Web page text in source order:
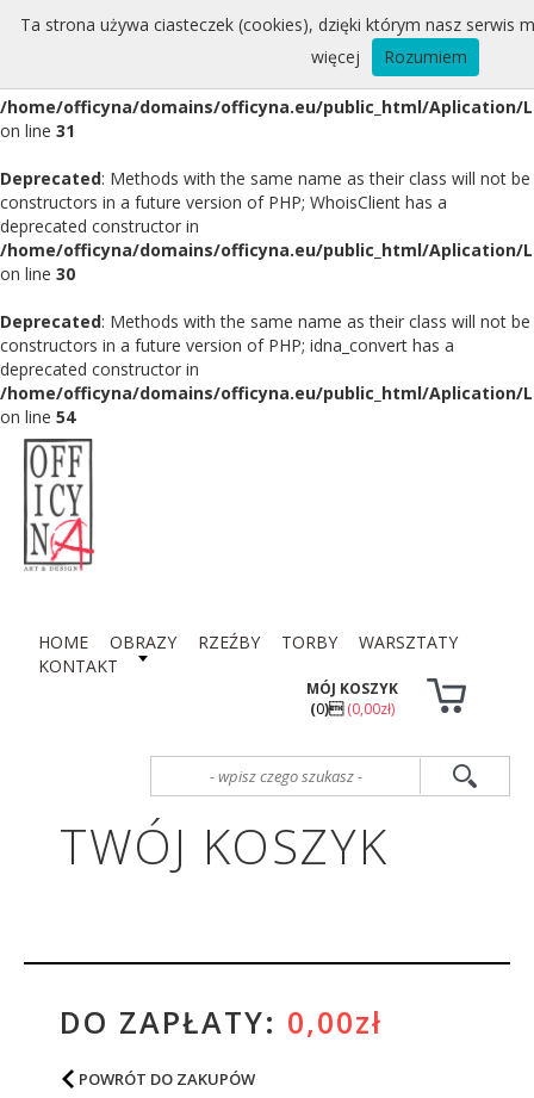
Deprecated: Methods with the same name as their class will not be
constructors in a future version of PHP; Whois has a deprecated
constructor in
/home/officyna/domains/officyna.eu/public_html/Aplication/
on line 31
Deprecated: Methods with the same name as their class will not be
constructors in a future version of PHP; WhoisClient has a
deprecated constructor in
/home/officyna/domains/officyna.eu/public_html/Aplication/
on line 30
Deprecated: Methods with the same name as their class will not be
constructors in a future version of PHP; idna_convert has a
deprecated constructor in
/home/officyna/domains/officyna.eu/public_html/Aplication/
on line 54
HOME OBRAZY RZEŹBY TORBY
WARSZTATY
KONTAKT
MÓJ KOSZYK
(0)(0,00zł)
TWÓJ KOSZYK
DO ZAPŁATY: 0,00zł
POWRÓT DO ZAKUPÓW
Ta strona używa ciasteczek (cookies), dzięki którym nasz serwis
więcej
Rozumiem